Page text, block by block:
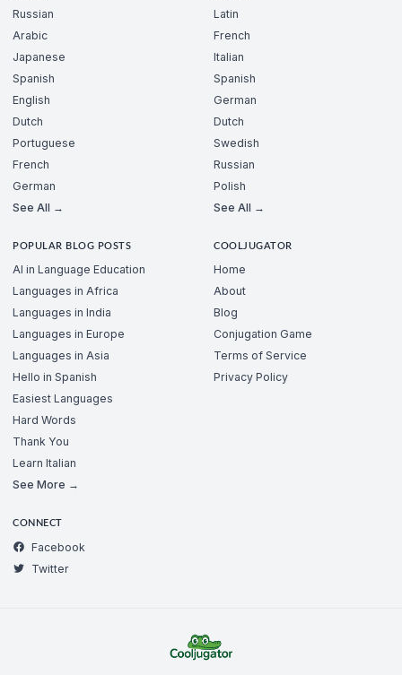
Russian
Arabic
Japanese
Spanish
English
Dutch
Portuguese
French
German
See All →
Latin
French
Italian
Spanish
German
Dutch
Swedish
Russian
Polish
See All →
POPULAR BLOG POSTS
AI in Language Education
Languages in Africa
Languages in India
Languages in Europe
Languages in Asia
Hello in Spanish
Easiest Languages
Hard Words
Thank You
Learn Italian
See More →
COOLJUGATOR
Home
About
Blog
Conjugation Game
Terms of Service
Privacy Policy
CONNECT
Facebook
Twitter